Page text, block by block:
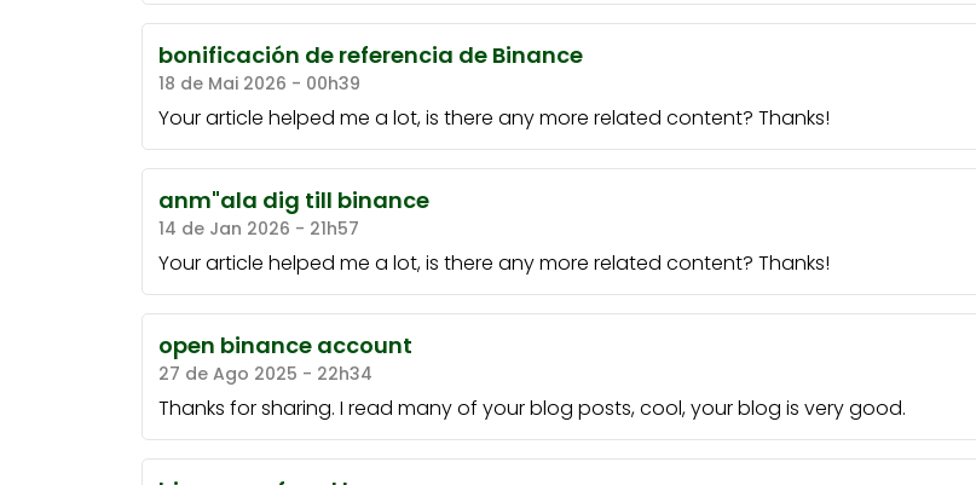
bonificación de referencia de Binance
18 de Mai 2026 - 00h39
Your article helped me a lot, is there any more related content? Thanks!
anm"ala dig till binance
14 de Jan 2026 - 21h57
Your article helped me a lot, is there any more related content? Thanks!
open binance account
27 de Ago 2025 - 22h34
Thanks for sharing. I read many of your blog posts, cool, your blog is very good.